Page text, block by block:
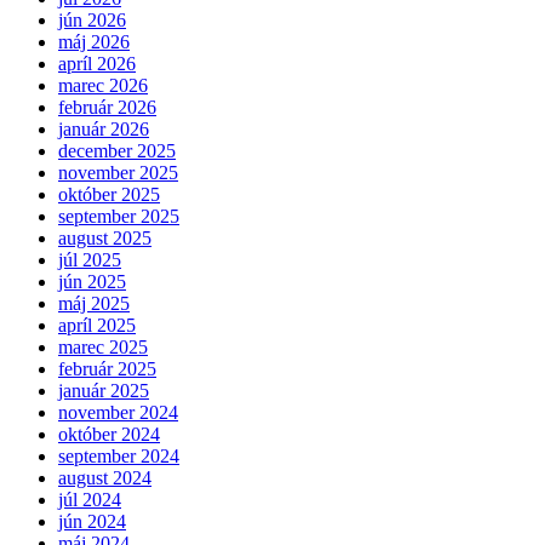
jún 2026
máj 2026
apríl 2026
marec 2026
február 2026
január 2026
december 2025
november 2025
október 2025
september 2025
august 2025
júl 2025
jún 2025
máj 2025
apríl 2025
marec 2025
február 2025
január 2025
november 2024
október 2024
september 2024
august 2024
júl 2024
jún 2024